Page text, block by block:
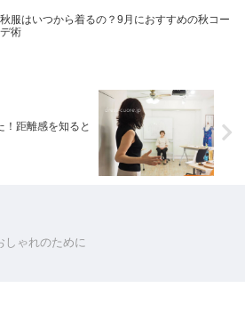
秋服はいつから着るの？9月におすすめの秋コー
デ術
距離感を知ると
しゃれのために